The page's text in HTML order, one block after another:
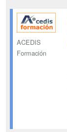
ACEDIS
Formación